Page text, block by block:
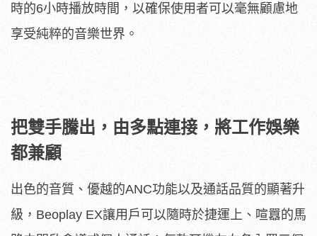
時的6小時播放時間，以確保使用者可以毫無顧慮地
享受純粹的音樂世界。
把雙手騰出，由多點連接，將工作娛樂
都兼顧
出色的音質、優越的ANC功能以及通話品質的顯著升
級，Beoplay EX讓用戶可以隨時於捷運上、喧囂的馬